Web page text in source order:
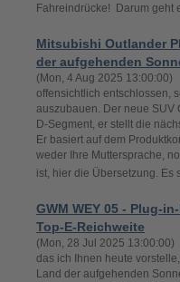
Fahreindrücke! Darum geht
Mitsubishi Outlander
der aufgehenden
(Mon, 4 Aug 2025
offensichtlich entschlossen,
auszubauen. Der neue SUV
D-Segment, er stellt die
Er basiert auf dem
weder Ihre Muttersprache,
ist, hier die Übersetzung. Es
GWM WEY 05 - Plug-
Top-E-Reichweite
(Mon, 28 Jul 2025
das ich Ihnen heute
Land der aufgehenden